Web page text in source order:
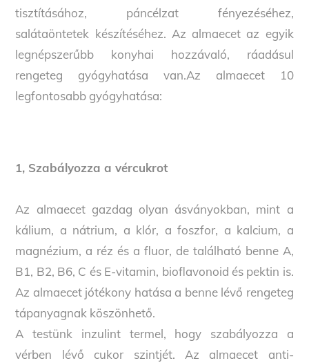
tisztításához, páncélzat fényezéséhez,
salátaöntetek készítéséhez. Az almaecet az egyik
legnépszerűbb konyhai hozzávaló, ráadásul
rengeteg gyógyhatása van.Az almaecet 10
legfontosabb gyógyhatása:
1, Szabályozza a vércukrot
Az almaecet gazdag olyan ásványokban, mint a
kálium, a nátrium, a klór, a foszfor, a kalcium, a
magnézium, a réz és a fluor, de található benne A,
B1, B2, B6, C és E-vitamin, bioflavonoid és pektin is.
Az almaecet jótékony hatása a benne lévő rengeteg
tápanyagnak köszönhető.
A testünk inzulint termel, hogy szabályozza a
vérben lévő cukor szintjét. Az almaecet anti-